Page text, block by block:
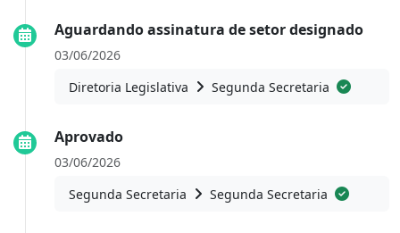
Aguardando assinatura de setor designado
03/06/2026
Diretoria Legislativa
Segunda Secretaria
Aprovado
03/06/2026
Segunda Secretaria
Segunda Secretaria